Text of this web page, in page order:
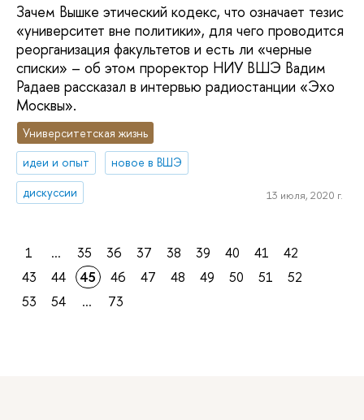
Зачем Вышке этический кодекс, что означает тезис
«университет вне политики», для чего проводится
реорганизация факультетов и есть ли «черные
списки» – об этом проректор НИУ ВШЭ Вадим
Радаев рассказал в интервью радиостанции «Эхо
Москвы».
Университетская жизнь
идеи и опыт
новое в ВШЭ
дискуссии
13 июля, 2020 г.
1 ... 35 36 37 38 39 40 41
42
43
44 45 46 47 48 49 50 51
52
53
54 ... 73